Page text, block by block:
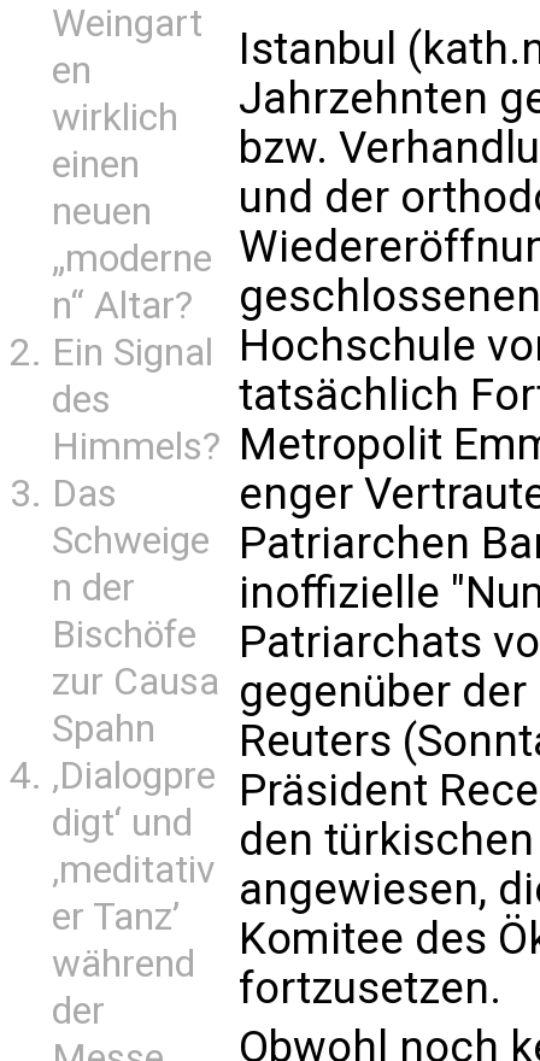
Weingart
en
wirklich
einen
neuen
„moderne
n“ Altar?
Ein Signal
des
Himmels?
Das
Schweige
n der
Bischöfe
zur Causa
Spahn
‚Dialogpre
digt‘ und
‚meditativ
er Tanz’
während
der
Istanbul
Jahrzehnten
bzw.
und der
Hochschule
tatsächlich
Metropolit
enger
Patriarchen
inoffizielle
Patriarchats
gegenüber
Reuters
Präsident
den
angewiesen,
Komitee des
fortzusetzen.
Obwohl noch